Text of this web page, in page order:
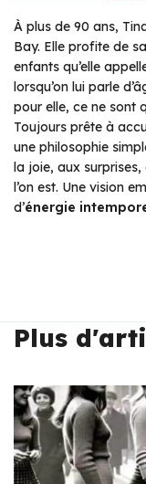
À plus de 90 ans,
Bay. Elle profite de
enfants qu’elle
lorsqu’on lui parle
pour elle, ce ne sont
Toujours prête à
une philosophie
la joie, aux
l’on est. Une vision
d’énergie
Plus